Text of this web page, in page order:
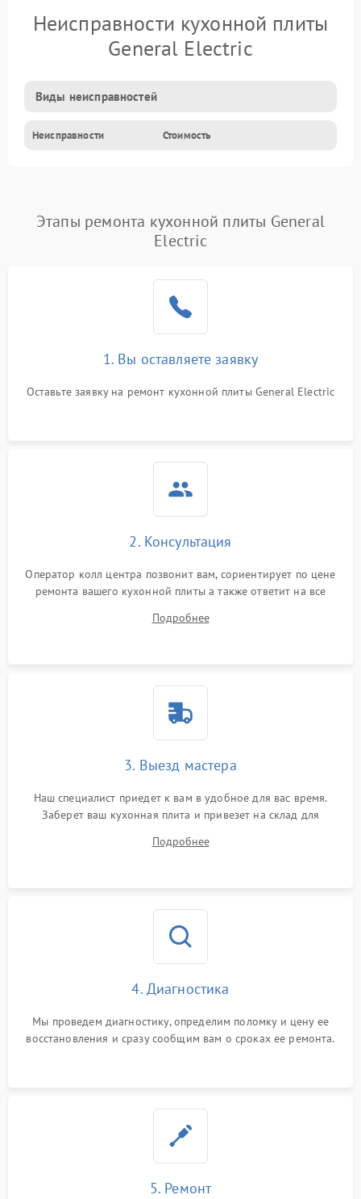
Неисправности кухонной плиты
General Electric
Виды неисправностей
Неисправности Стоимость
Этапы ремонта кухонной плиты General
Electric
1. Вы оставляете заявку
Оставьте заявку на ремонт кухонной плиты General Electric
2. Консультация
Оператор колл центра позвонит вам, сориентирует по цене
ремонта вашего кухонной плиты а также ответит на все
Подробнее
3. Выезд мастера
Наш специалист приедет к вам в удобное для вас время.
Заберет ваш кухонная плита и привезет на склад для
Подробнее
4. Диагностика
Мы проведем диагностику, определим поломку и цену ее
восстановления и сразу сообщим вам о сроках ее ремонта.
5. Ремонт